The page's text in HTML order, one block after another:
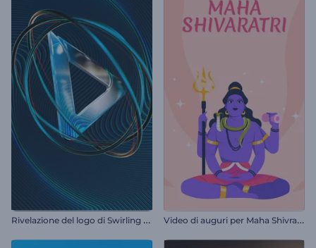
R
ivelazione del logo di Swirling Rings V
ideo di auguri per Maha Shivratri